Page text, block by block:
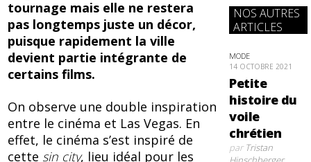
tournage mais elle ne restera
pas longtemps juste un décor,
puisque rapidement la ville
devient partie intégrante de
certains films.
On observe une double inspiration
entre le cinéma et Las Vegas. En
effet, le cinéma s’est inspiré de
cette sin city, lieu idéal pour les
NOS AUTRES
ARTICLES
MODE
14 OCTOBRE 2021
Petite
histoire du
voile
chrétien
parTristan